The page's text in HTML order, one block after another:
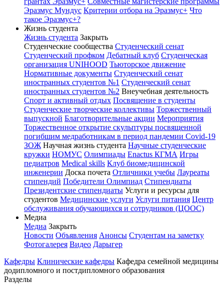
Эразмус Мундус Критерии отбора на Эразмус+ Что
такое Эразмус+?
Жизнь студента
Жизнь студента Закрыть
Студенческие сообщества Студенческий сенат
Студенческий профком Дебатный клуб Студенческая
организация UNIHOOD Тьюторское движение
Нормативные документы Студенческий сенат
иностранных студентов №1 Студенческий сенат
иностранных студентов №2 Внеучебная деятельность
Спорт и активный отдых Посвящение в студенты
Студенческие творческие коллективы Торжественный
выпускной Благотворительные акции Мероприятия
Торжественное открытие скульптуры посвященной
погибшим медработникам в период пандемии Covid-19
ЗОЖ Научная жизнь студента Научные студенческие
кружки НОМУС Олимпиады Enactus КГМА Игры
педиатров Medical skills Клуб биомедицинской
инженерии Доска почета Отличники учебы Лауреаты
стипендий Победители Олимпиад Стипендиаты
Президентские стипендиаты Услуги и ресурсы для
студентов Медицинские услуги Услуги питания Центр
обслуживания обучающихся и сотрудников (ЦООС)
Медиа
Медиа Закрыть
Новости Объявления Анонсы Студентам на заметку
Фотогалерея Видео Дарыгер
Кафедры Клинические кафедры Кафедра семейной медицины
додипломного и постдипломного образования
Разделы